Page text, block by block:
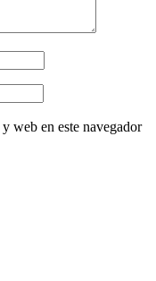
web en este navegador